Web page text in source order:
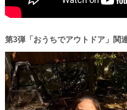
第3弾「おうちでアウトドア」関